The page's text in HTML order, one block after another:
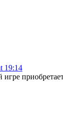
19:14
игре